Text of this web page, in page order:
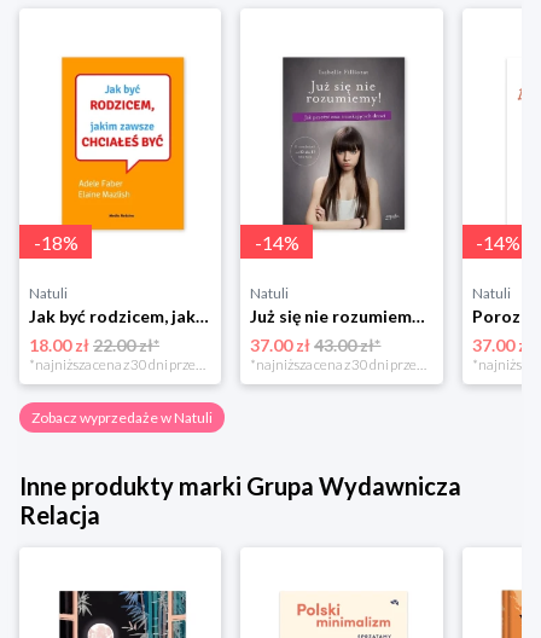
-18%
Natuli
Jak być rodzicem, jakim zawsze chciałeś być Media rodzina
18.00 zł22.00 zł*
*najniższa cena z 30 dni przed obniżką
-14%
Natuli
Już się nie rozumiemy! Jak przeżyć czas trzaskających drzwi Esprit
37.00 zł 43.00 zł*
*najniższa cena z 30 dni przed obniżką
-14%
Natuli
37.00 zł
Zobacz wyprzedaże w Natuli
Inne produkty marki Grupa Wydawnicza
Relacja